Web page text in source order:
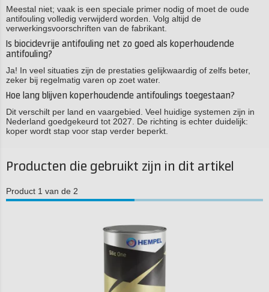
Meestal niet; vaak is een speciale primer nodig of moet de oude
antifouling volledig verwijderd worden. Volg altijd de
verwerkingsvoorschriften van de fabrikant.
Is biocidevrije antifouling net zo goed als koperhoudende
antifouling?
Ja! In veel situaties zijn de prestaties gelijkwaardig of zelfs beter,
zeker bij regelmatig varen op zoet water.
Hoe lang blijven koperhoudende antifoulings toegestaan?
Dit verschilt per land en vaargebied. Veel huidige systemen zijn in
Nederland goedgekeurd tot 2027. De richting is echter duidelijk:
koper wordt stap voor stap verder beperkt.
Producten die gebruikt zijn in dit artikel
Product 1 van de 2